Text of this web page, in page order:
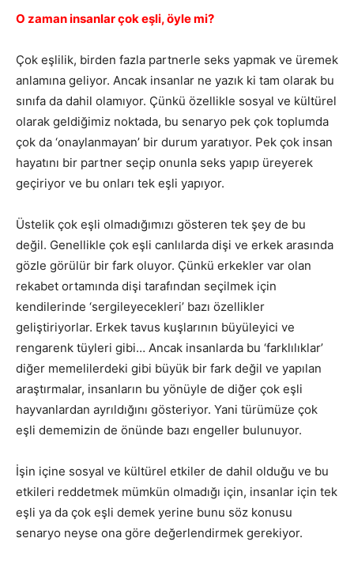
O zaman insanlar çok eşli, öyle mi?
Çok eşlilik, birden fazla partnerle seks yapmak ve üremek
anlamına geliyor. Ancak insanlar ne yazık ki tam olarak bu
sınıfa da dahil olamıyor. Çünkü özellikle sosyal ve kültürel
olarak geldiğimiz noktada, bu senaryo pek çok toplumda
çok da ‘onaylanmayan’ bir durum yaratıyor. Pek çok insan
hayatını bir partner seçip onunla seks yapıp üreyerek
geçiriyor ve bu onları tek eşli yapıyor.
Üstelik çok eşli olmadığımızı gösteren tek şey de bu
değil. Genellikle çok eşli canlılarda dişi ve erkek arasında
gözle görülür bir fark oluyor. Çünkü erkekler var olan
rekabet ortamında dişi tarafından seçilmek için
kendilerinde ‘sergileyecekleri’ bazı özellikler
geliştiriyorlar. Erkek tavus kuşlarının büyüleyici ve
rengarenk tüyleri gibi… Ancak insanlarda bu ‘farklılıklar’
diğer memelilerdeki gibi büyük bir fark değil ve yapılan
araştırmalar, insanların bu yönüyle de diğer çok eşli
hayvanlardan ayrıldığını gösteriyor. Yani türümüze çok
eşli dememizin de önünde bazı engeller bulunuyor.
İşin içine sosyal ve kültürel etkiler de dahil olduğu ve bu
etkileri reddetmek mümkün olmadığı için, insanlar için tek
eşli ya da çok eşli demek yerine bunu söz konusu
senaryo neyse ona göre değerlendirmek gerekiyor.